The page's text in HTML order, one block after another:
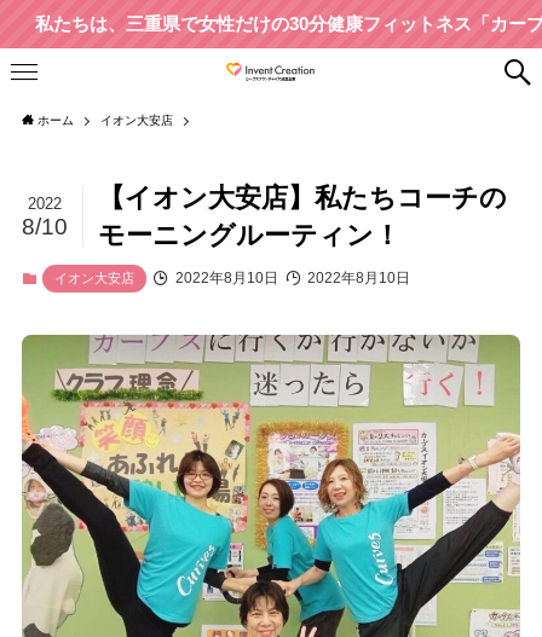
、三重県で女性だけの30分健康フィットネス「カーブス」を11
ホーム イオン大安店
【イオン大安店】私たちコーチの
モーニングルーティン！
2022
8/10
イオン大安店 2022年8月10日 2022年8月10日